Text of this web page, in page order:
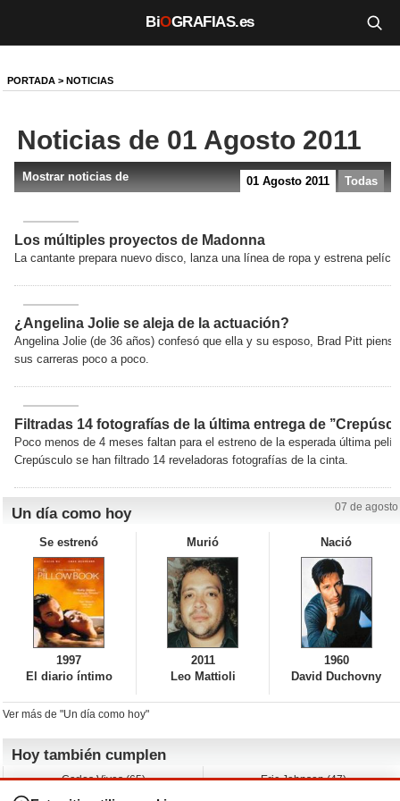
BiOGRAFIAS.es
TV
Un día como hoy
Videos
Galerías
Noticias
PORTADA > NOTICIAS
Noticias de 01 Agosto 2011
Mostrar noticias de Todas
01 Agosto 2011
Los múltiples proyectos de Madonna
La cantante prepara nuevo disco, lanza una línea de ropa y estrena
¿Angelina Jolie se aleja de la actuación?
Angelina Jolie (de 36 años) confesó que ella y su esposo, Brad Pitt
sus carreras poco a poco.
Filtradas 14 fotografías de la última entrega de
Poco menos de 4 meses faltan para el estreno de la esperada última
Crepúsculo se han filtrado 14 reveladoras fotografías de la cinta.
Un día como hoy 07 de agosto
Se estrenó
1997
El diario íntimo
Murió
2011
Leo Mattioli
Nació
1960
David Duchovny
Ver más de "Un día como hoy"
Hoy también cumplen
Carlos Vives (65)
Eric Johnson (47)